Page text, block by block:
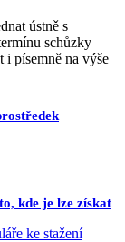
ústně s
schůzky
i písemně na výše
kde je lze získat
ke stažení